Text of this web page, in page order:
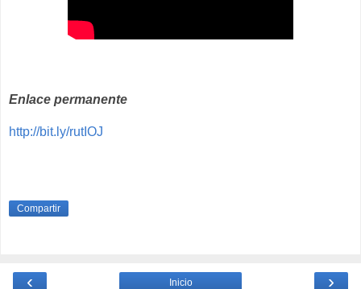
Enlace permanente
http://bit.ly/rutIOJ
Compartir
‹ ›
Inicio